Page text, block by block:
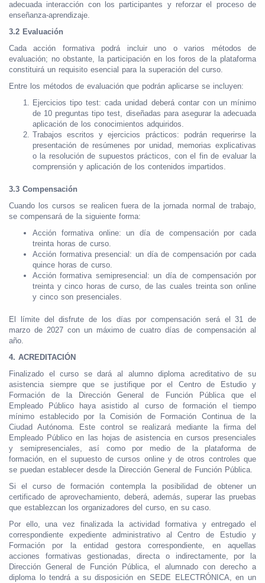
adecuada interacción con los participantes y reforzar el proceso de
enseñanza-aprendizaje.
3.2 Evaluación
Cada acción formativa podrá incluir uno o varios métodos de
evaluación; no obstante, la participación en los foros de la plataforma
constituirá un requisito esencial para la superación del curso.
Entre los métodos de evaluación que podrán aplicarse se incluyen:
Ejercicios tipo test: cada unidad deberá contar con un mínimo
de 10 preguntas tipo test, diseñadas para asegurar la adecuada
aplicación de los conocimientos adquiridos.
Trabajos escritos y ejercicios prácticos: podrán requerirse la
presentación de resúmenes por unidad, memorias explicativas
o la resolución de supuestos prácticos, con el fin de evaluar la
comprensión y aplicación de los contenidos impartidos.
3.3 Compensación
Cuando los cursos se realicen fuera de la jornada normal de trabajo,
se compensará de la siguiente forma:
Acción formativa online: un día de compensación por cada
treinta horas de curso.
Acción formativa presencial: un día de compensación por cada
quince horas de curso.
Acción formativa semipresencial: un día de compensación por
treinta y cinco horas de curso, de las cuales treinta son online
y cinco son presenciales.
El límite del disfrute de los días por compensación será el 31 de
marzo de 2027 con un máximo de cuatro días de compensación al
año.
4. ACREDITACIÓN
Finalizado el curso se dará al alumno diploma acreditativo de su
asistencia siempre que se justifique por el Centro de Estudio y
Formación de la Dirección General de Función Pública que el
Empleado Público haya asistido al curso de formación el tiempo
mínimo establecido por la Comisión de Formación Continua de la
Ciudad Autónoma. Este control se realizará mediante la firma del
Empleado Público en las hojas de asistencia en cursos presenciales
y semipresenciales, así como por medio de la plataforma de
formación, en el supuesto de cursos online y de otros controles que
se puedan establecer desde la Dirección General de Función Pública.
Si el curso de formación contempla la posibilidad de obtener un
certificado de aprovechamiento, deberá, además, superar las pruebas
que establezcan los organizadores del curso, en su caso.
Por ello, una vez finalizada la actividad formativa y entregado el
correspondiente expediente administrativo al Centro de Estudio y
Formación por la entidad gestora correspondiente, en aquellas
acciones formativas gestionadas, directa o indirectamente, por la
Dirección General de Función Pública, el alumnado con derecho a
diploma lo tendrá a su disposición en SEDE ELECTRÓNICA, en un